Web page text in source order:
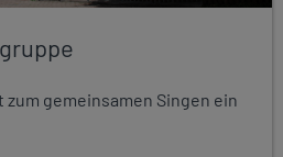
gemeinsamen Singen ein